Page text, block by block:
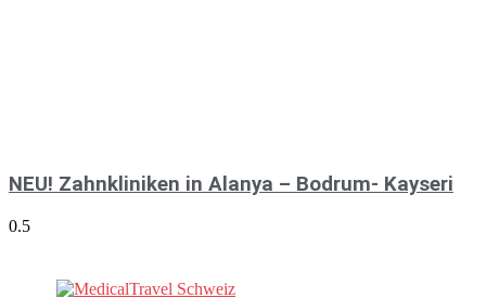
NEU! Zahnkliniken in Alanya – Bodrum- Kayseri